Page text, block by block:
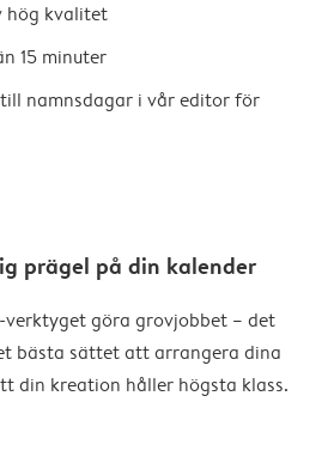
hög kvalitet
15 minuter
namnsdagar i vår editor för
prägel på din kalender
göra grovjobbet – det
bästa sättet att arrangera dina
din kreation håller högsta klass.